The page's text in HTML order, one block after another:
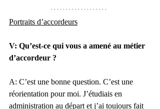
Portraits d’accordeurs
V: Qu’est-ce qui vous a amené au métier
d’accordeur ?
A: C’est une bonne question. C’est une
réorientation pour moi. J’étudiais en
administration au départ et j’ai toujours fait